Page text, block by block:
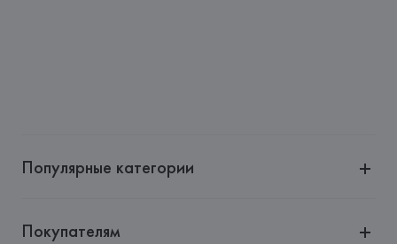
Популярные категории
Покупателям